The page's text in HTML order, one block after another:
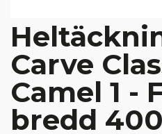
Carve
Camel 1 -
bredd